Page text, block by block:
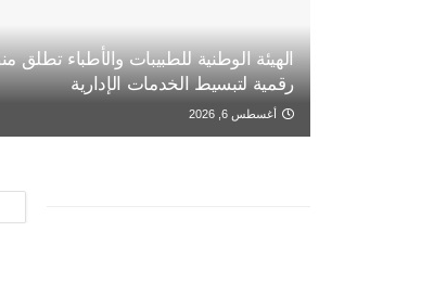
الهيئة الوطنية للطبيبات والأطباء تطلق
رقمية لتبسيط الخدمات الإدارية
أغسطس 6, 2026